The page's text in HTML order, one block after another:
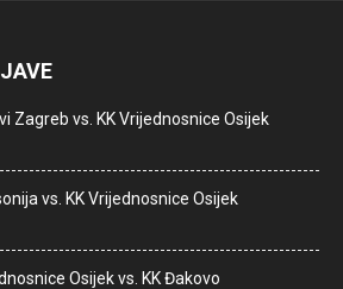
Zagreb vs. KK Vrijednosnice Osijek
vs. KK Vrijednosnice Osijek
Osijek vs. KK Đakovo